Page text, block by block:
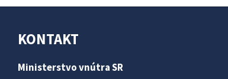
KONTAKT
Ministerstvo vnútra SR